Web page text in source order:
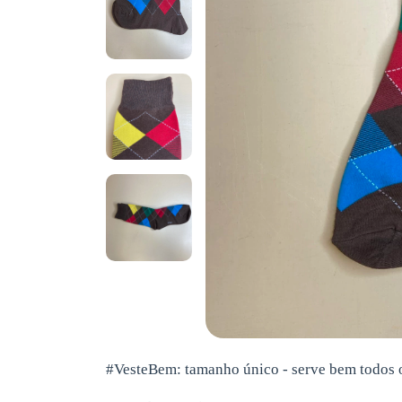
#VesteBem: tamanho único - serve bem todos